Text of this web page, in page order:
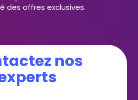
des offres exclusives.
nos